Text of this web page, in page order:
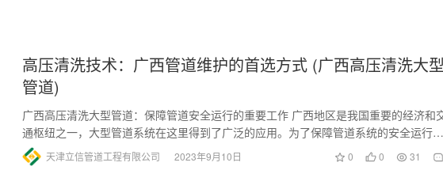
高压清洗技术：广西管道维护的首选方式 (广西高压清洗大型
管道)
广西高压清洗大型管道：保障管道安全运行的重要工作 广西地区是我国重要的经济和
通枢纽之一，大型管道系统在这里得到了广泛的应用。为了保障管道系统的安全运行，
高压清洗技术成为了必不可少…
天津立信管道工程有限公司 2023年9月10日 0 0 31